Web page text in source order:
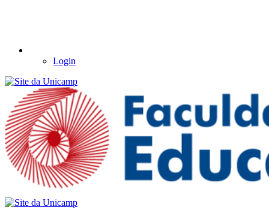
Login